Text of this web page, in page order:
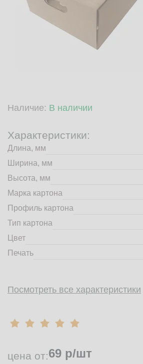
market@tdbrkarton.ru
+7 (4832) 71-44-42
г. Брянск, Белобережская улица, 1А
© 2014 - 2026 | ООО ТД "Брянский
Наличие: В наличии
Характеристики:
Длина, мм
Ширина, мм
Высота, мм
Марка картона
Профиль картона
Тип картона
Цвет
Печать
Посмотреть все характеристики
цена от:69 р/шт